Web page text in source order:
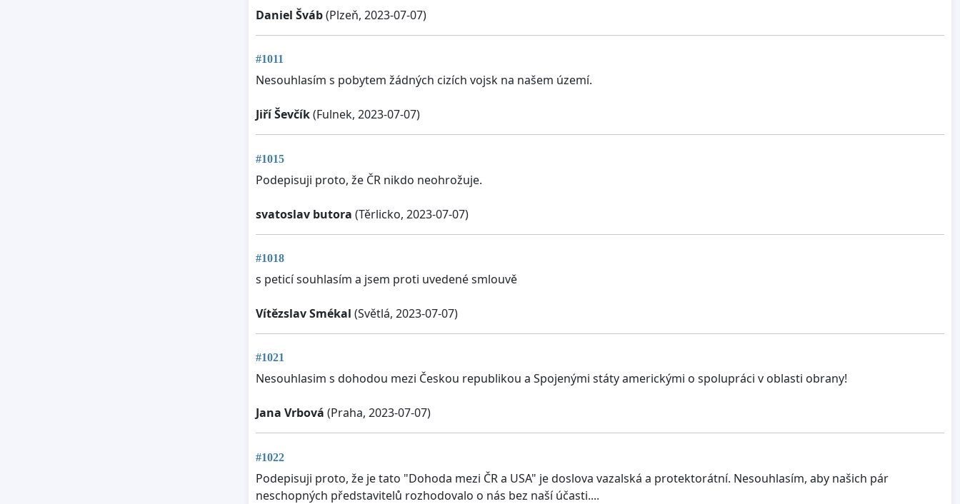
Daniel Šváb(Plzeň, 2023-07-07)
#1011
Nesouhlasím s pobytem žádných cizích vojsk na našem území.
Jiří Ševčík(Fulnek, 2023-07-07)
#1015
Podepisuji proto, že ČR nikdo neohrožuje.
svatoslav butora (Těrlicko, 2023-07-07)
#1018
s peticí souhlasím a jsem proti uvedené smlouvě
Vítězslav Smékal (Světlá, 2023-07-07)
#1021
Nesouhlasim s dohodou mezi Českou republikou a Spojenými státy americkými o spolupráci v oblasti obrany!
Jana Vrbová (Praha, 2023-07-07)
#1022
Podepisuji proto, že je tato "Dohoda mezi ČR a USA" je doslova vazalská a protektorátní. Nesouhlasím, aby našich pár
neschopných představitelů rozhodovalo o nás bez naší účasti....